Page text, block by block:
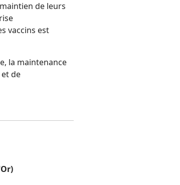
de leurs
vaccins est
la maintenance
de